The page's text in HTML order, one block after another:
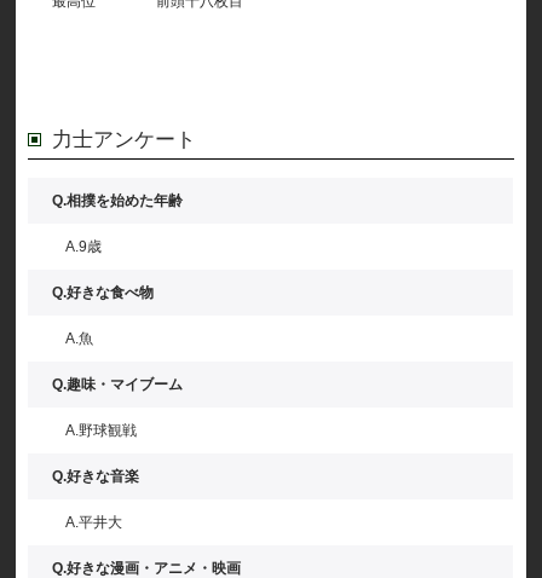
力士アンケート
Q.相撲を始めた年齢
A.9歳
Q.好きな食べ物
A.魚
Q.趣味・マイブーム
A.野球観戦
Q.好きな音楽
A.平井大
Q.好きな漫画・アニメ・映画